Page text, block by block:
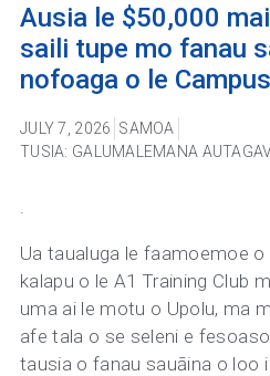
Ausia le $50,000
saili tupe mo fanau
nofoaga o le
JULY 7, 2026 SAMOA
TUSIA: GALUMALEMANA
Ua taualuga le faamoemoe
kalapu o le A1 Training Club
uma ai le motu o Upolu, ma
afe tala o se seleni e
tausia o fanau sauāina o loo